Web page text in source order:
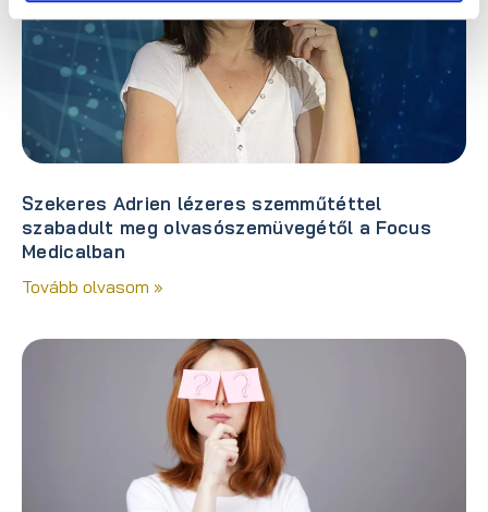
Szekeres Adrien lézeres szemműtéttel
szabadult meg olvasószemüvegétől a Focus
Medicalban
Tovább olvasom »